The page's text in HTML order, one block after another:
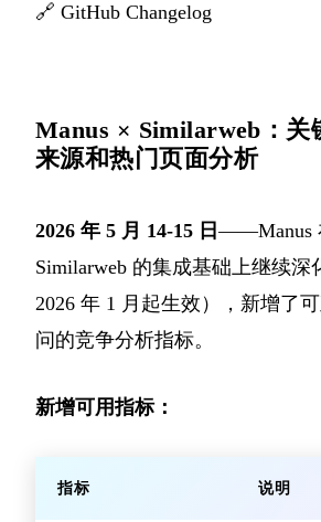
🔗 GitHub Changelog
Manus × Similarweb：关
来源和热门页面分析
2026 年 5 月 14-15 日——Manus
Similarweb 的集成基础上继续深
2026 年 1 月起生效），新增了
问的竞争分析指标。
新增可用指标：
指标 说明